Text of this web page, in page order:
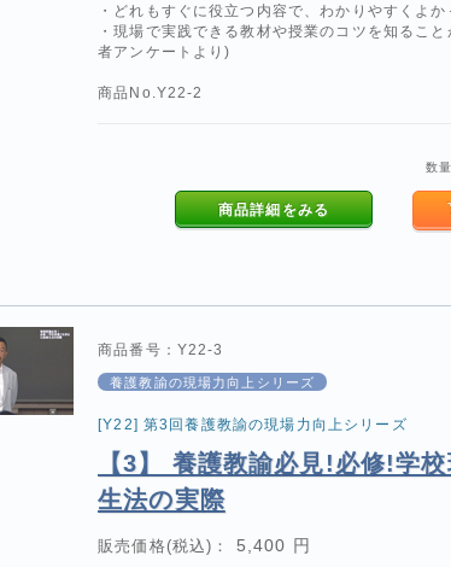
・どれもすぐに役立つ内容で、わかりやすくよ
・現場で実践できる教材や授業のコツを知るこ
者アンケートより)
商品No.Y22-2
商品詳細をみる
数量
商品番号：Y22-3
養護教諭の現場力向上シリーズ
[Y22] 第3回養護教諭の現場力向上シリーズ
【3】 養護教諭必見!必修!学
生法の実際
販売価格(税込)： 5,400 円